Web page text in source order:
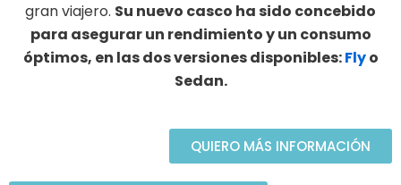
gran viajero. Su nuevo casco ha sido concebido
para asegurar un rendimiento y un consumo
óptimos, en las dos versiones disponibles:Flyo
Sedan.
QUIERO MÁS INFORMACIÓN